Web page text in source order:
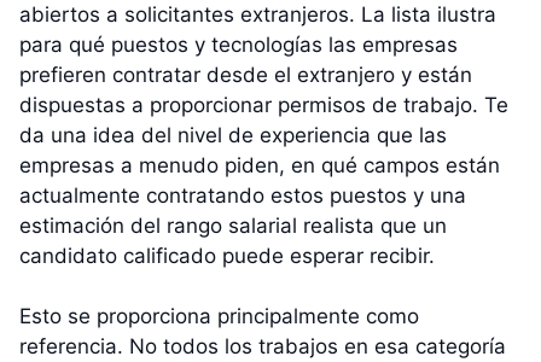
abiertos a solicitantes extranjeros. La lista ilustra
para qué puestos y tecnologías las empresas
prefieren contratar desde el extranjero y están
dispuestas a proporcionar permisos de trabajo. Te
da una idea del nivel de experiencia que las
empresas a menudo piden, en qué campos están
actualmente contratando estos puestos y una
estimación del rango salarial realista que un
candidato calificado puede esperar recibir.
Esto se proporciona principalmente como
referencia. No todos los trabajos en esa categoría